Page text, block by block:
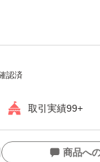
(^^)
ファンデーショ
認済
取引実績99+
商品へ